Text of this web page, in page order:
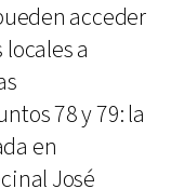
acceder
a
78 y 79: la
en
José